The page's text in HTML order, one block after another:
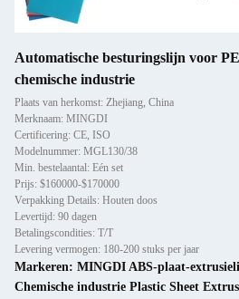
Automatische besturingslijn voor
chemische industrie
Plaats van herkomst: Zhejiang, China
Merknaam: MINGDI
Certificering: CE, ISO
Modelnummer: MGL130/38
Min. bestelaantal: Eén set
Prijs: $160000-$170000
Verpakking Details: Houten doos
Levertijd: 90 dagen
Betalingscondities: T/T
Levering vermogen: 180-200 stuks per jaar
Markeren: MINGDI ABS-plaat-
Chemische industrie Plastic Sheet